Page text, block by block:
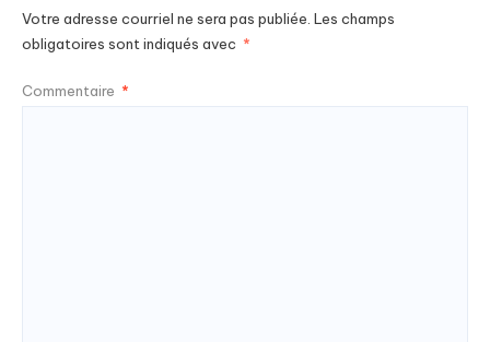
Votre adresse courriel ne sera pas publiée. Les champs
obligatoires sont indiqués avec *
Commentaire *